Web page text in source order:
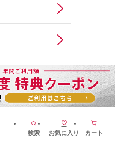
検索 お気に入り カート